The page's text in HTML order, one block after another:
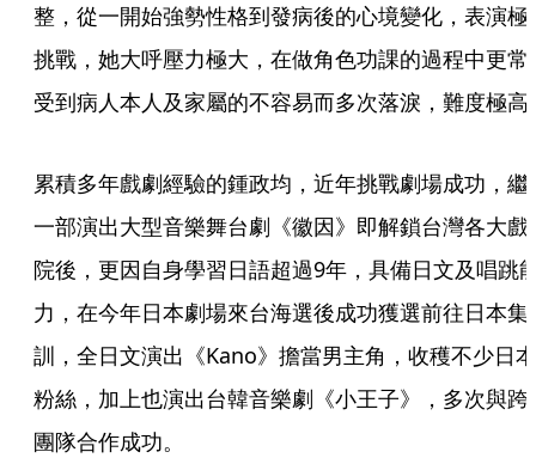
整，從一開始強勢性格到發病後的心境變化，表演極
挑戰，她大呼壓力極大，在做角色功課的過程中更常
受到病人本人及家屬的不容易而多次落淚，難度極高
累積多年戲劇經驗的鍾政均，近年挑戰劇場成功，繼
一部演出大型音樂舞台劇《徽因》即解鎖台灣各大戲
院後，更因自身學習日語超過9年，具備日文及唱跳
力，在今年日本劇場來台海選後成功獲選前往日本集
訓，全日文演出《Kano》擔當男主角，收穫不少日本
粉絲，加上也演出台韓音樂劇《小王子》，多次與跨
團隊合作成功。